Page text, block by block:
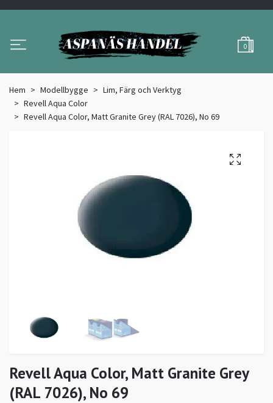
0
Hem Modellbygge
Lim, Färg och Verktyg
Revell Aqua Color
Revell Aqua Color, Matt Granite Grey (RAL 7026), No 69
Revell Aqua Color, Matt Granite Grey
(RAL 7026), No 69